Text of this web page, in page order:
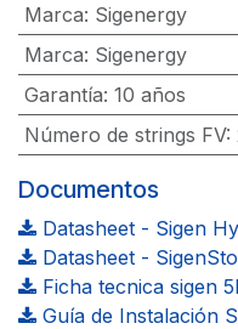
Marca: Sigenergy
Marca: Sigenergy
Garantía: 10 años
Número de strings FV:
Documentos
Datasheet - Sigen
Datasheet -
Ficha tecnica sigen
Guía de Instalación